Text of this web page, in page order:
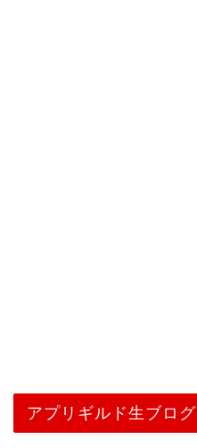
アプリギルド生ブログ